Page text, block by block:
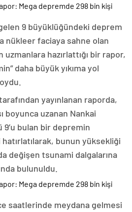
gelen 9 büyüklüğündeki deprem
nükleer faciaya sahne olan
hazırlattığı bir rapor,
daha büyük yıkıma yol
yayınlanan raporda,
boyunca uzanan Nankai
9’u bulan bir depremin
bunun yüksekliği
değişen tsunami dalgalarına
bulunuldu.
saatlerinde meydana gelmesi